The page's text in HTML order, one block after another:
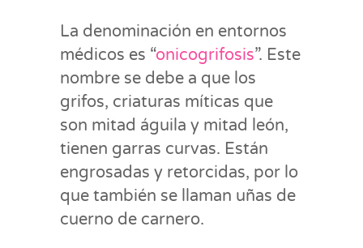
La denominación en entornos
médicos es “onicogrifosis”. Este
nombre se debe a que los
grifos, criaturas míticas que
son mitad águila y mitad león,
tienen garras curvas. Están
engrosadas y retorcidas, por lo
que también se llaman uñas de
cuerno de carnero.